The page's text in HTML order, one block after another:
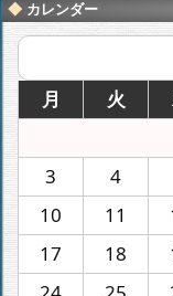
カレンダー
月 火
3
4
10
11
17
18